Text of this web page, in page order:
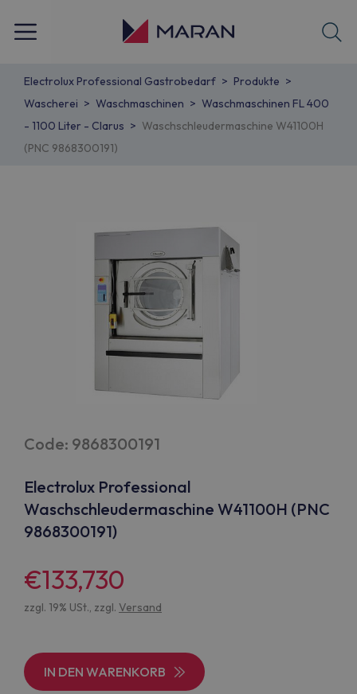
Electrolux Professional Gastrobedarf
Produkte
Wascherei
Waschmaschinen
Waschmaschinen FL 400
- 1100 Liter - Clarus
Waschschleudermaschine W41100H
(PNC 9868300191)
Code: 9868300191
Electrolux Professional
Waschschleudermaschine W41100H (PNC
9868300191)
€133,730
zzgl. 19% USt., zzgl. Versand
IN DEN WARENKORB